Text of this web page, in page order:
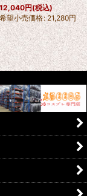
12,040円(税込)
希望小売価格: 21,280円